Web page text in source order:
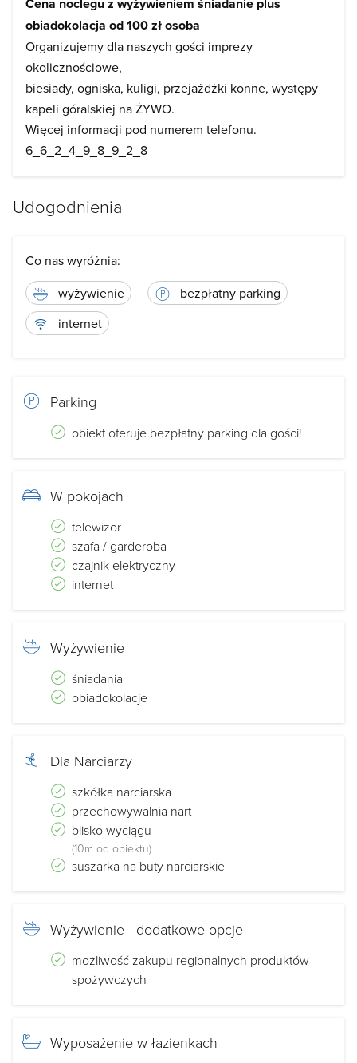
obiadokolacja od 100 zł osoba
Organizujemy dla naszych gości imprezy
okolicznościowe,
biesiady, ogniska, kuligi, przejażdżki konne, występy
kapeli góralskiej na ŻYWO.
Więcej informacji pod numerem telefonu.
6_6_2_4_9_8_9_2_8
Udogodnienia
Co nas wyróżnia:
wyżywienie
bezpłatny parking
internet
Parking
obiekt oferuje bezpłatny parking dla gości!
W pokojach
telewizor
szafa / garderoba
czajnik elektryczny
internet
Wyżywienie
śniadania
obiadokolacje
Dla Narciarzy
szkółka narciarska
przechowywalnia nart
blisko wyciągu
(10m od obiektu)
suszarka na buty narciarskie
Wyżywienie - dodatkowe opcje
możliwość zakupu regionalnych produktów
spożywczych
Wyposażenie w łazienkach